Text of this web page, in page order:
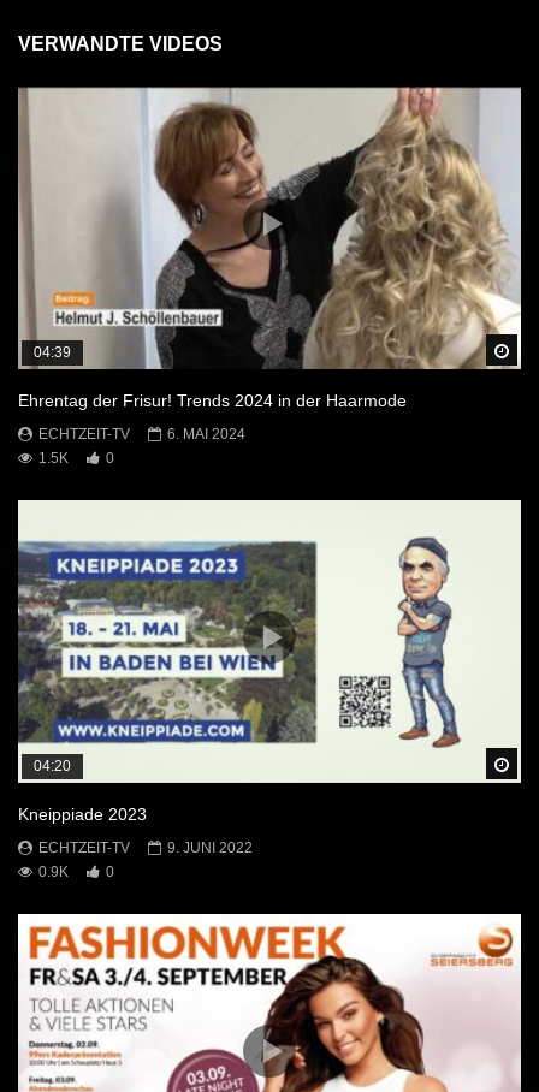
VERWANDTE VIDEOS
04:39
Ehrentag der Frisur! Trends 2024 in der Haarmode
ECHTZEIT-TV
6. MAI 2024
1.5K
0
04:20
Kneippiade 2023
ECHTZEIT-TV
9. JUNI 2022
0.9K
0